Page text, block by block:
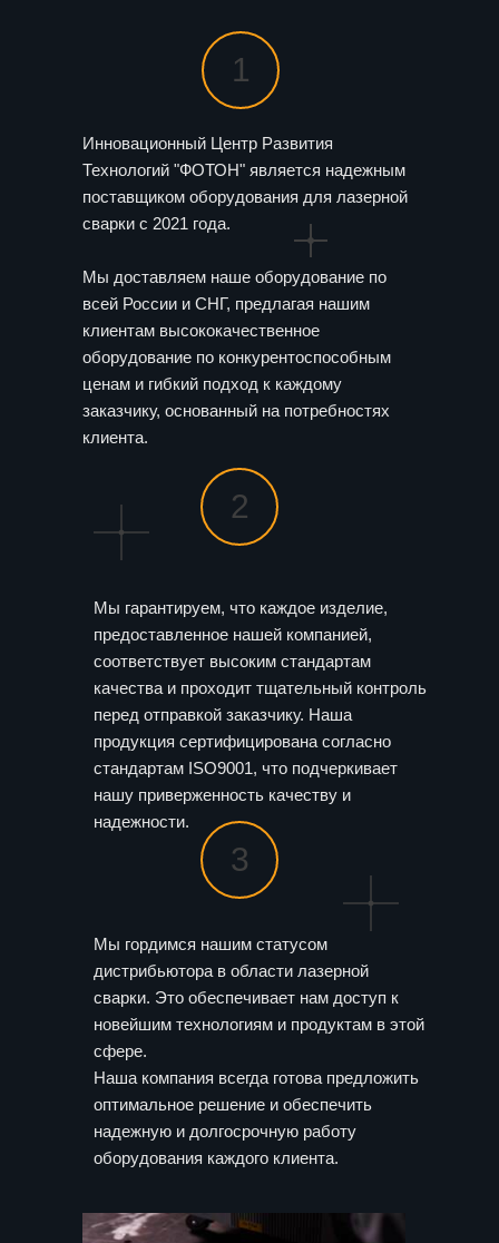
1
2
Инновационный Центр Развития
Технологий "ФОТОН" является надежным
поставщиком оборудования для лазерной
сварки с 2021 года.
Мы доставляем наше оборудование по
всей России и СНГ, предлагая нашим
клиентам высококачественное
оборудование по конкурентоспособным
ценам и гибкий подход к каждому
заказчику, основанный на потребностях
клиента.
Мы гарантируем, что каждое изделие,
предоставленное нашей компанией,
соответствует высоким стандартам
качества и проходит тщательный контроль
перед отправкой заказчику. Наша
продукция сертифицирована согласно
стандартам ISO9001, что подчеркивает
нашу приверженность качеству и
надежности.
Мы гордимся нашим статусом
дистрибьютора в области лазерной
сварки. Это обеспечивает нам доступ к
новейшим технологиям и продуктам в этой
сфере.
Наша компания всегда готова предложить
оптимальное решение и обеспечить
надежную и долгосрочную работу
оборудования каждого клиента.
3